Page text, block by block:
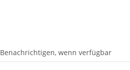
Benachrichtigen, wenn verfügbar